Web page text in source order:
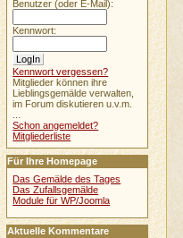
Benutzer (oder E-Mail):
Kennwort:
Kennwort vergessen?
Mitglieder können ihre
Lieblingsgemälde verwalten,
im Forum diskutieren u.v.m.
Schon angemeldet?
Mitgliederliste
Für Ihre Homepage
Das Gemälde des Tages
Das Zufallsgemälde
Module für WP/Joomla
Aktuelle Kommentare